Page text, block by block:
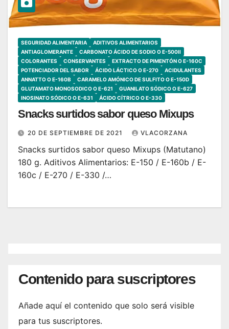
SEGURIDAD ALIMENTARIA
ADITIVOS ALIMENTARIOS
ANTIAGLOMERANTE
CARBONATO ÁCIDO DE SODIO O E-500II
COLORANTES
CONSERVANTES
EXTRACTO DE PIMENTÓN O E-160C
POTENCIADOR DEL SABOR
ÁCIDO LÁCTICO O E-270
ACIDULANTES
ANNATTO O E-160B
CARAMELO AMÓNICO DE SULFITO O E-150D
GLUTAMATO MONOSODICO O E-621
GUANILATO SÓDICO O E-627
INOSINATO SÓDICO O E-631
ÁCIDO CÍTRICO O E-330
Snacks surtidos sabor queso Mixups
20 DE SEPTIEMBRE DE 2021 VLACORZANA
Snacks surtidos sabor queso Mixups (Matutano)
180 g. Aditivos Alimentarios: E-150 / E-160b / E-
160c / E-270 / E-330 /…
Contenido para suscriptores
Añade aquí el contenido que solo será visible
para tus suscriptores.